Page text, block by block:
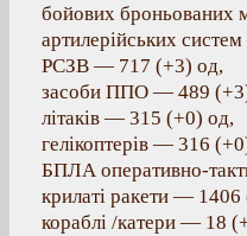
бойових
артилерійських
РСЗВ — 717 (+3) од,
засоби ППО — 489
літаків — 315 (+0) од,
гелікоптерів — 316
БПЛА оперативно-
крилаті ракети —
кораблі /катери — 18